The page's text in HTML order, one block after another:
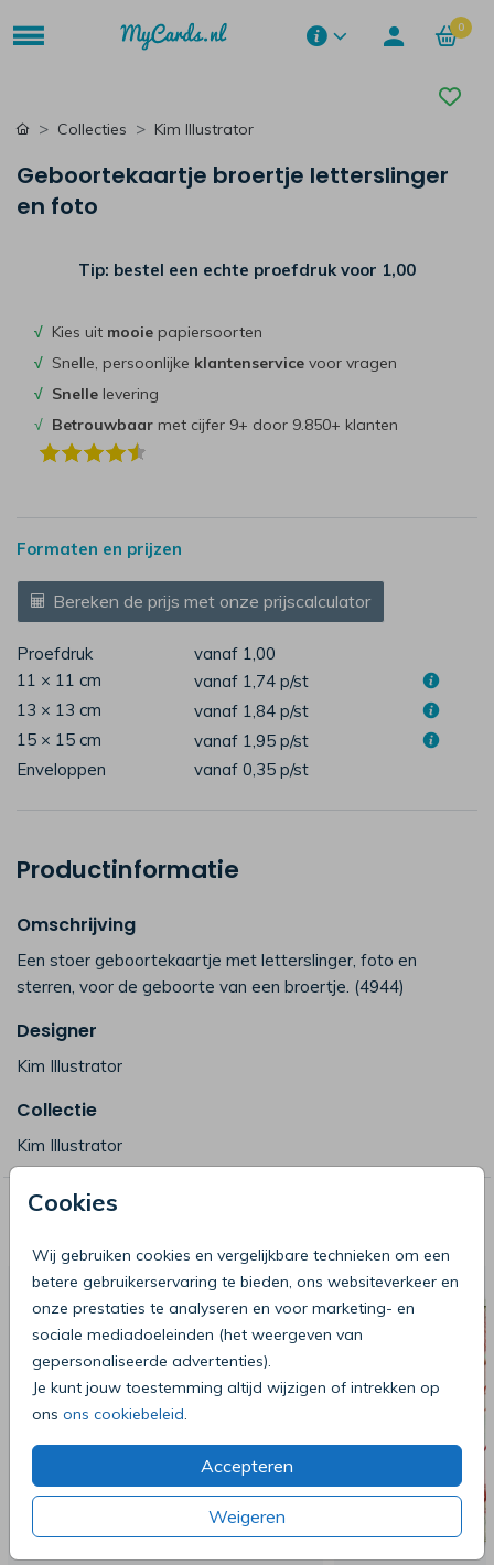
0
Cookies
Wij gebruiken cookies en vergelijkbare technieken om een
betere gebruikerservaring te bieden, ons websiteverkeer en
onze prestaties te analyseren en voor marketing- en
sociale mediadoeleinden (het weergeven van
gepersonaliseerde advertenties).
Je kunt jouw toestemming altijd wijzigen of intrekken op
ons ons cookiebeleid
Accepteren
Weigeren
Collecties Kim Illustrator
Geboortekaartje broertje letterslinger
en foto
Tip: bestel een echte proefdruk voor 1,00
√ Kies uit mooie papiersoorten
√ Snelle, persoonlijke klantenservice voor vragen
√ Snelle levering
√ Betrouwbaar met cijfer 9+ door 9.850+ klanten
Formaten en prijzen
Bereken de prijs met onze prijscalculator
Proefdruk
vanaf 1,00
11 × 11 cm
vanaf 1,74 p/st
13 × 13 cm
vanaf 1,84 p/st
15 × 15 cm
vanaf 1,95 p/st
Enveloppen
vanaf 0,35 p/st
Productinformatie
Omschrijving
Een stoer geboortekaartje met letterslinger, foto en
sterren, voor de geboorte van een broertje. (4944)
Designer
Kim Illustrator
Collectie
Kim Illustrator
Deze producten zijn wellicht ook iets
voor je